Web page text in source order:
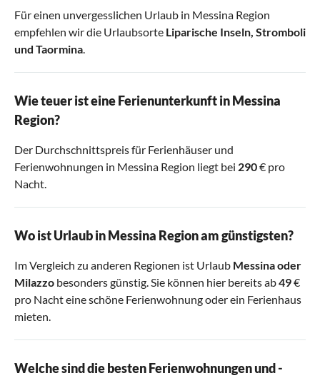
Für einen unvergesslichen Urlaub in Messina Region
empfehlen wir die Urlaubsorte Liparische Inseln Stromboli
und Taormina
Wie teuer ist eine Ferienunterkunft in Messina
Region?
Der Durchschnittspreis für Ferienhäuser und
Ferienwohnungen in Messina Region liegt bei 290€ pro
Nacht.
Wo ist Urlaub in Messina Region am günstigsten?
Im Vergleich zu anderen Regionen ist Urlaub Messinaoder
Milazzo besonders günstig. Sie können hier bereits ab49€
pro Nacht eine schöne Ferienwohnung oder ein Ferienhaus
mieten.
Welche sind die besten Ferienwohnungen und -